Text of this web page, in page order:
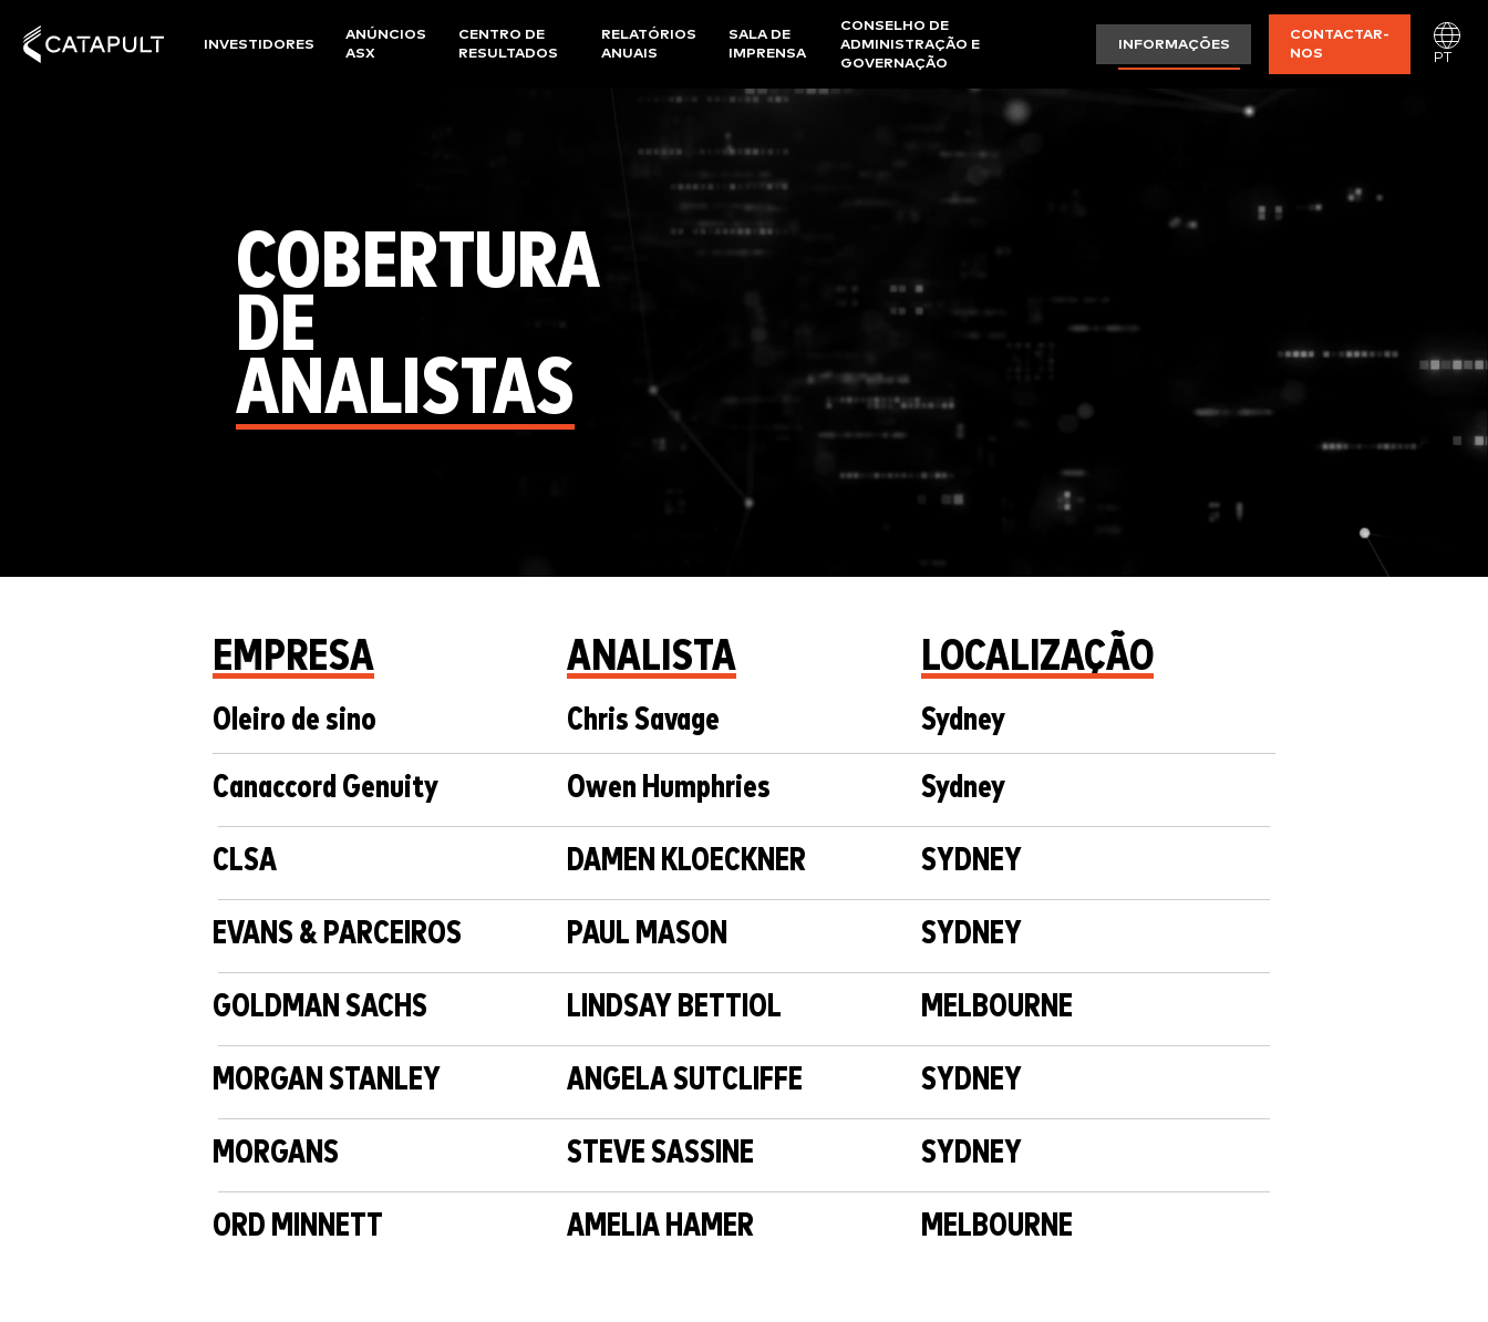
INVESTIDORES
ANÚNCIOS
ASX
CENTRO DE
RESULTADOS
RELATÓRIOS
ANUAIS
SALA DE
IMPRENSA
CONSELHO DE
ADMINISTRAÇÃO E
GOVERNAÇÃO
INFORMAÇÕES
CONTACTAR-
NOS
PT
COBERTURA
DE
ANALISTAS
EMPRESA ANALISTA LOCALIZAÇÃO
Oleiro de sino Chris Savage Sydney
Canaccord Genuity Owen Humphries Sydney
CLSA DAMEN KLOECKNER SYDNEY
EVANS & PARCEIROS PAUL MASON SYDNEY
GOLDMAN SACHS LINDSAY BETTIOL MELBOURNE
MORGAN STANLEY ANGELA SUTCLIFFE SYDNEY
MORGANS STEVE SASSINE SYDNEY
ORD MINNETT AMELIA HAMER MELBOURNE